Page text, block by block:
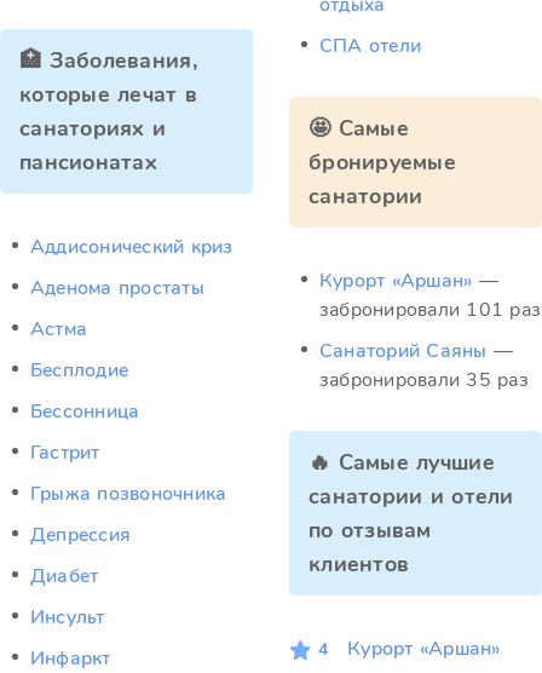
🏥 Заболевания,
которые лечат в
санаториях и
пансионатах
Аддисонический криз
Аденома простаты
Астма
Бесплодие
Бессонница
Гастрит
Грыжа позвоночника
Депрессия
Диабет
Инсульт
Инфаркт
СПА отели
🤩 Самые
бронируемые
санатории
Курорт «Аршан» —
забронировали 101 раз
Санаторий Саяны —
забронировали 35 раз
🔥 Самые лучшие
санатории и отели
по отзывам
клиентов
4 Курорт «Аршан»